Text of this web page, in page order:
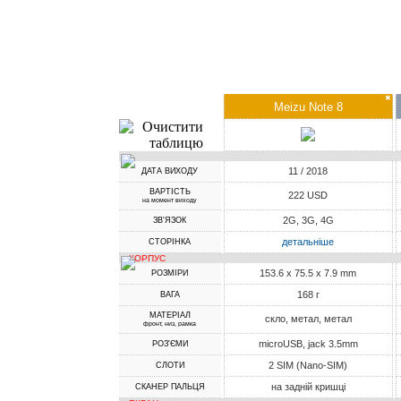
✖
Meizu Note 8
ДАТА ВИХОДУ 11 / 2018
ВАРТІСТЬ
на момент виходу 222 USD
ЗВ'ЯЗОК 2G, 3G, 4G
СТОРІНКА детальніше
КОРПУС
РОЗМІРИ 153.6 x 75.5 x 7.9 mm
ВАГА 168 г
МАТЕРІАЛ
фронт, низ, рамка скло, метал, метал
РОЗ'ЄМИ microUSB, jack 3.5mm
СЛОТИ 2 SIM (Nano-SIM)
СКАНЕР ПАЛЬЦЯ на задній кришці